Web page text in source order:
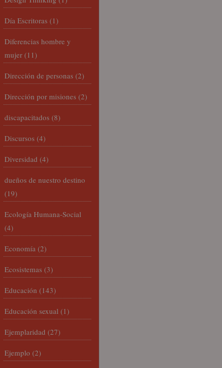
Día Escritoras (1)
Diferencias hombre y
mujer (11)
Dirección de personas (2)
Dirección por misiones (2)
discapacitados (8)
Discursos (4)
Diversidad (4)
dueños de nuestro destino
(19)
Ecología Humana-Social
(4)
Economía (2)
Ecosistemas (3)
Educación (143)
Educación sexual (1)
Ejemplaridad (27)
Ejemplo (2)